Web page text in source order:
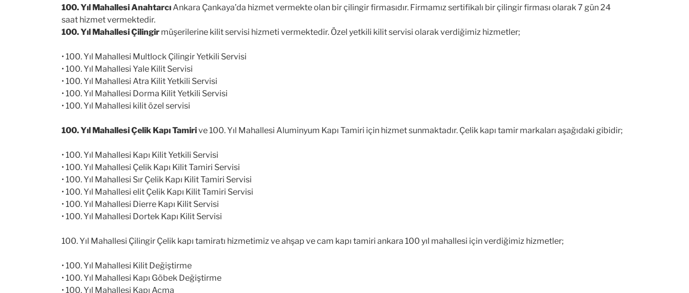
100. Yıl Mahallesi AnahtarcıAnkara Çankaya’da hizmet vermekte olan bir çilingir firmasıdır. Firmamız sertifikalı bir çilingir firması olarak 7 gün 24
saat hizmet vermektedir.
100. Yıl Mahallesi Çilingir müşerilerine kilit servisi hizmeti vermektedir. Özel yetkili kilit servisi olarak verdiğimiz hizmetler;
• 100. Yıl Mahallesi Multlock Çilingir Yetkili Servisi
• 100. Yıl Mahallesi Yale Kilit Servisi
• 100. Yıl Mahallesi Atra Kilit Yetkili Servisi
• 100. Yıl Mahallesi Dorma Kilit Yetkili Servisi
• 100. Yıl Mahallesi kilit özel servisi
100. Yıl Mahallesi Çelik Kapı Tamirive 100. Yıl Mahallesi Aluminyum Kapı Tamiri için hizmet sunmaktadır. Çelik kapı tamir markaları aşağıdaki gibidir;
• 100. Yıl Mahallesi Kapı Kilit Yetkili Servisi
• 100. Yıl Mahallesi Çelik Kapı Kilit Tamiri Servisi
• 100. Yıl Mahallesi Sır Çelik Kapı Kilit Tamiri Servisi
• 100. Yıl Mahallesi elit Çelik Kapı Kilit Tamiri Servisi
• 100. Yıl Mahallesi Dierre Kapı Kilit Servisi
• 100. Yıl Mahallesi Dortek Kapı Kilit Servisi
100. Yıl Mahallesi Çilingir Çelik kapı tamiratı hizmetimiz ve ahşap ve cam kapı tamiri ankara 100 yıl mahallesi için verdiğimiz hizmetler;
• 100. Yıl Mahallesi Kilit Değiştirme
• 100. Yıl Mahallesi Kapı Göbek Değiştirme
• 100. Yıl Mahallesi Kapı Açma